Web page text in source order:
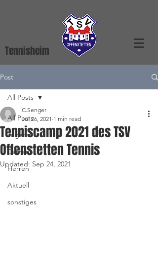
Tennisheim
Post
All Posts
Jugend
Damen
Herren
Aktuell
sonstiges
All Posts
Tenniscamp 2021 des TSV
Offenstetten Tennis
C.Senger
Jul 26, 2021 1 min read
Updated: Sep 24, 2021